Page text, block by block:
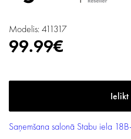
Modelis: 411317
99.99€
Saņemšana salonā Stabu iela